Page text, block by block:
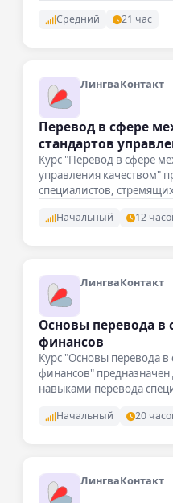
Средний 21 час
ЛингваКонтакт
Перевод в сфере
стандартов
Курс "Перевод в сфере
управления качеством"
специалистов,
Начальный 12
ЛингваКонтакт
Основы перевода в
финансов
Курс "Основы перевода
финансов" предназначен
навыками перевода
Начальный 20
ЛингваКонтакт